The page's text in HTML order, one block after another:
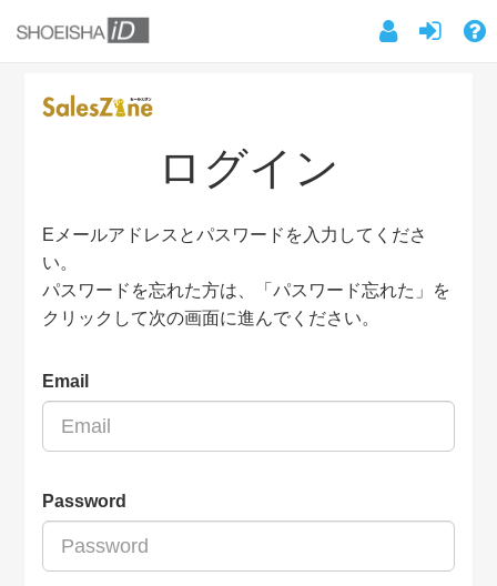
ログイン
Eメールアドレスとパスワードを入力してくださ
い。
パスワードを忘れた方は、「パスワード忘れた」を
クリックして次の画面に進んでください。
Email
Password